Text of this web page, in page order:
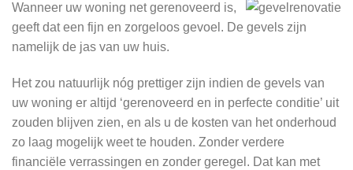
Wanneer uw woning net gerenoveerd is,
geeft dat een fijn en zorgeloos gevoel. De gevels zijn
namelijk de jas van uw huis.
Het zou natuurlijk nóg prettiger zijn indien de gevels van
uw woning er altijd ‘gerenoveerd en in perfecte conditie’ uit
zouden blijven zien, en als u de kosten van het onderhoud
zo laag mogelijk weet te houden. Zonder verdere
financiële verrassingen en zonder geregel. Dat kan met